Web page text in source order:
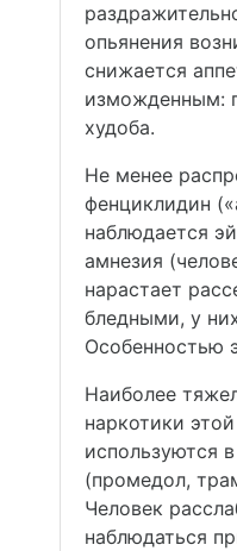
опьянения
снижается
изможденным:
худоба.
Не менее
фенциклидин
наблюдается
амнезия
нарастает
бледными, у
Особенностью
Наиболее
наркотики
используются
(промедол,
Человек
наблюдаться